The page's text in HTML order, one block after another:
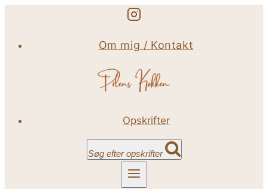
indhold
Om mig / Kontakt
Opskrifter
Søg efter opskrifter